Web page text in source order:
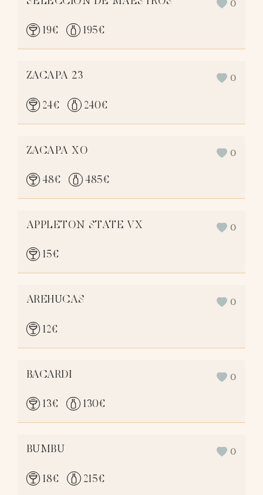
0
19€ 195€
ZACAPA 23 0
24€ 240€
ZACAPA XO 0
48€ 485€
APPLETON STATE VX 0
15€
AREHUCAS 0
12€
BACARDI 0
13€ 130€
BUMBU 0
18€ 215€